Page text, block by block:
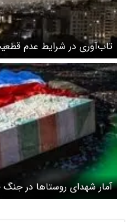
تاب‌آوری در شرایط عدم
بازگشت به ظرفیت محلات
آمار شهدای روستاها در جنگ ۴۰ روزه اعلام شد